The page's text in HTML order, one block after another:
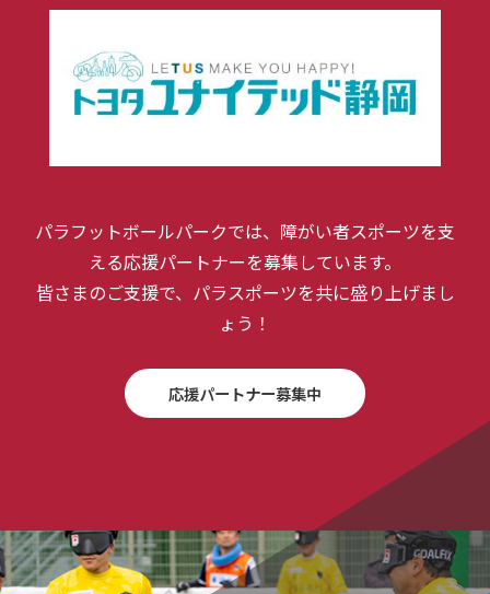
パラフットボールパークでは、障がい者スポーツを支
える応援パートナーを募集しています。
皆さまのご支援で、パラスポーツを共に盛り上げまし
ょう！
応援パートナー募集中